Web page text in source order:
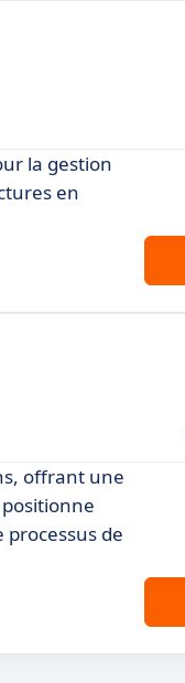
la gestion
en
offrant une
de